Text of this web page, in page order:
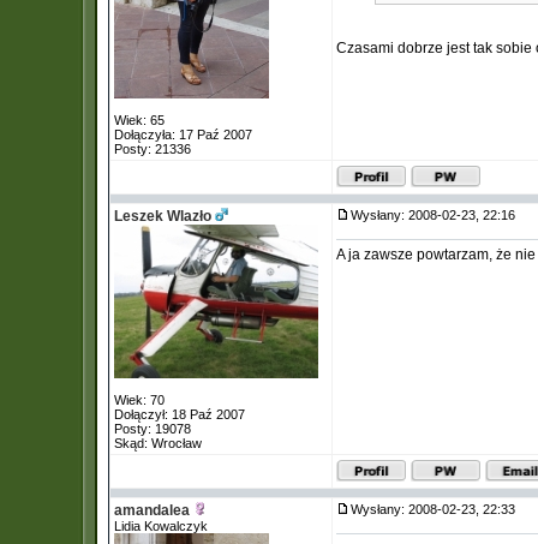
Wiek: 65
Dołączyła: 17 Paź 2007
Posty: 21336
Czasami dobrze jest tak
Leszek Wlazło
Wiek: 70
Dołączył: 18 Paź 2007
Posty: 19078
Skąd: Wrocław
Wysłany: 2008-02-23, 22:16
A ja zawsze powtarzam, że
amandalea
Lidia Kowalczyk
Wysłany: 2008-02-23, 22:33